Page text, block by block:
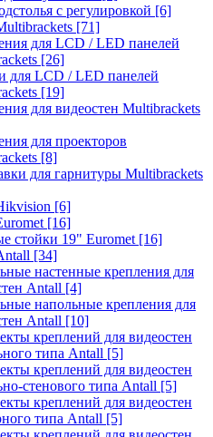
с регулировкой [6]
[71]
для LCD / LED панелей
[26]
для LCD / LED панелей
[19]
для видеостен Multibrackets
для проекторов
[8]
для гарнитуры Multibrackets
[6]
[16]
стойки 19" Euromet [16]
[34]
настенные крепления для
Antall [4]
напольные крепления для
Antall [10]
креплений для видеостен
типа Antall [5]
креплений для видеостен
стенового типа Antall [5]
креплений для видеостен
типа Antall [5]